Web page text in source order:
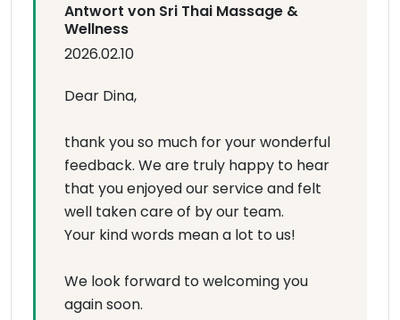
Antwort von Sri Thai Massage &
Wellness
2026.02.10
Dear Dina,
thank you so much for your wonderful
feedback. We are truly happy to hear
that you enjoyed our service and felt
well taken care of by our team.
Your kind words mean a lot to us!
We look forward to welcoming you
again soon.